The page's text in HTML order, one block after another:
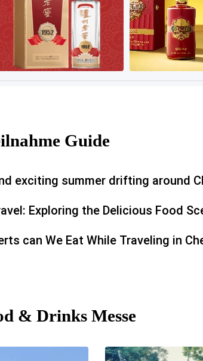
Guide
exciting summer drifting around
Exploring the Delicious Food
can We Eat While Traveling in
& Drinks Messe